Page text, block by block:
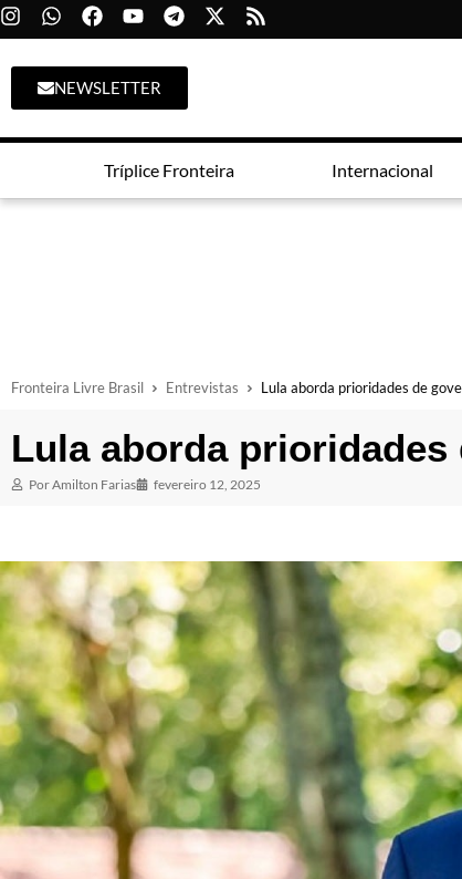
NEWSLETTER
Tríplice Fronteira Internacional
Fronteira Livre Brasil Entrevistas Lula aborda prioridades de
Lula aborda
PorAmilton Farias fevereiro 12, 2025